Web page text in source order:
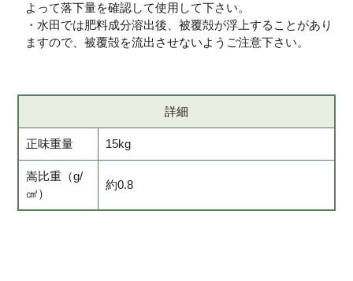
よって落下量を確認して使用して下さい。
・水田では肥料成分溶出後、被覆殻が浮上することがあり
ますので、被覆殻を流出させないようご注意下さい。
詳細
正味重量 15kg
嵩比重（g/
㎤）
約0.8